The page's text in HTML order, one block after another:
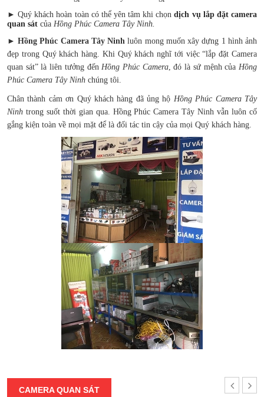
► Quý khách hoàn toàn có thể yên tâm khi chọndịch vụ lắp đặt camera
quan sát của Hồng Phúc Camera Tây Ninh.
►Hồng Phúc Camera Tây Ninh luôn mong muốn xây dựng 1 hình ảnh
đẹp trong Quý khách hàng. Khi Quý khách nghĩ tới việc “lắp đặt Camera
quan sát” là liên tưởng đếnHồng Phúc Camera, đó là sứ mệnh củaHồng
Phúc Camera Tây Ninh chúng tôi.
Chân thành cảm ơn Quý khách hàng đã ủng hộ Hồng Phúc Camera Tây
Ninh trong suốt thời gian qua. Hồng Phúc Camera Tây Ninh vẫn luôn cố
gắng kiện toàn về mọi mặt để là đối tác tin cậy của mọi Quý khách hàng.
CAMERA QUAN SÁT